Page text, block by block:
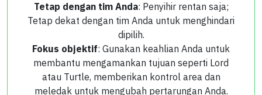
Tetap dengan tim Anda: Penyihir rentan saja;
Tetap dekat dengan tim Anda untuk menghindari
dipilih.
Fokus objektif: Gunakan keahlian Anda untuk
membantu mengamankan tujuan seperti Lord
atau Turtle, memberikan kontrol area dan
meledak untuk mengubah pertarungan Anda.